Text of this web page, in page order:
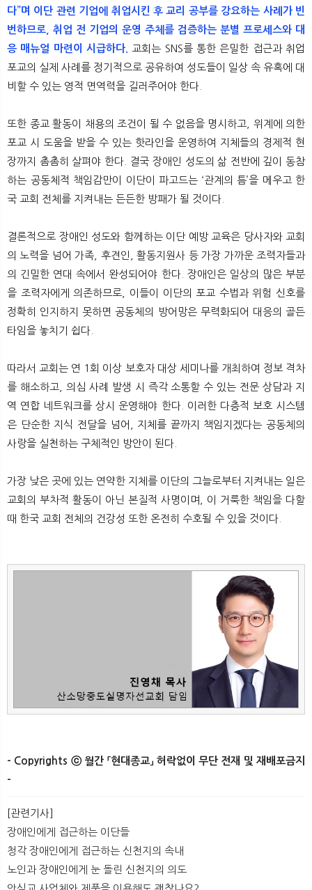
다”며 이단 관련 기업에 취업시킨 후 교리 공부를 강요하는 사례가 빈
번하므로, 취업 전 기업의 운영 주체를 검증하는 분별 프로세스와 대
응 매뉴얼 마련이 시급하다.
교회는 SNS를 통한 은밀한 접근과 취업
포교의 실제 사례를 정기적으로 공유하여 성도들이 일상 속 유혹에 대
비할 수 있는 영적 면역력을 길러주어야 한다.
또한 종교 활동이 채용의 조건이 될 수 없음을 명시하고, 위계에 의한
포교 시 도움을 받을 수 있는 핫라인을 운영하여 지체들의 경제적 현
장까지 촘촘히 살펴야 한다. 결국 장애인 성도의 삶 전반에 깊이 동참
하는 공동체적 책임감만이 이단이 파고드는 ‘관계의 틈’을 메우고 한
국 교회 전체를 지켜내는 든든한 방패가 될 것이다.
결론적으로 장애인 성도와 함께하는 이단 예방 교육은 당사자와 교회
의 노력을 넘어 가족, 후견인, 활동지원사 등 가장 가까운 조력자들과
의 긴밀한 연대 속에서 완성되어야 한다. 장애인은 일상의 많은 부분
을 조력자에게 의존하므로, 이들이 이단의 포교 수법과 위험 신호를
정확히 인지하지 못하면 공동체의 방어망은 무력화되어 대응의 골든
타임을 놓치기 쉽다.
따라서 교회는 연 1회 이상 보호자 대상 세미나를 개최하여 정보 격차
를 해소하고, 의심 사례 발생 시 즉각 소통할 수 있는 전문 상담과 지
역 연합 네트워크를 상시 운영해야 한다. 이러한 다층적 보호 시스템
은 단순한 지식 전달을 넘어, 지체를 끝까지 책임지겠다는 공동체의
사랑을 실천하는 구체적인 방안이 된다.
가장 낮은 곳에 있는 연약한 지체를 이단의 그늘로부터 지켜내는 일은
교회의 부차적 활동이 아닌 본질적 사명이며, 이 거룩한 책임을 다할
때 한국 교회 전체의 건강성 또한 온전히 수호될 수 있을 것이다.
- Copyrights ⓒ 월간 「현대종교」 허락없이 무단 전재 및 재배포금지
-
[관련기사]
장애인에게 접근하는 이단들
청각 장애인에게 접근하는 신천지의 속내
노인과 장애인에게 눈 돌린 신천지의 의도